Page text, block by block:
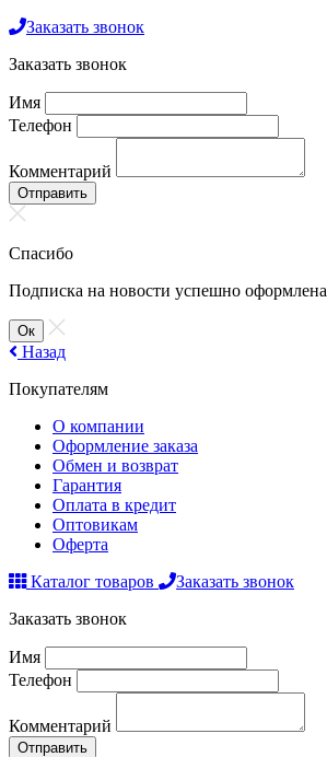
Заказать звонок
Заказать звонок
Имя
Телефон
Комментарий
Отправить
Спасибо
Подписка на новости успешно оформлена
Ок
Назад
Покупателям
О компании
Оформление заказа
Обмен и возврат
Гарантия
Оплата в кредит
Оптовикам
Оферта
Каталог товаров
Заказать звонок
Заказать звонок
Имя
Телефон
Комментарий
Отправить